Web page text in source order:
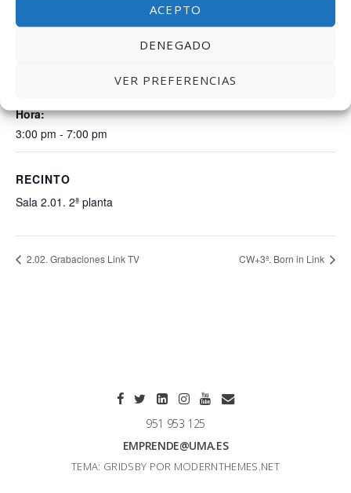
ACEPTO
DENEGADO
VER PREFERENCIAS
Hora:
3:00 pm - 7:00 pm
RECINTO
Sala 2.01. 2ª planta
2.02. Grabaciones Link TV CW+3ª. Born in Link
951 953 125
EMPRENDE@UMA.ES
TEMA: GRIDSBY POR MODERNTHEMES.NET